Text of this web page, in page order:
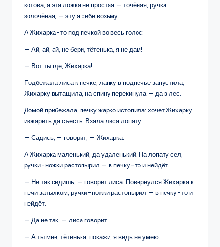
котова, а эта ложка не простая — точёная, ручка
золочёная, — эту я себе возьму.
А Жихарка-то под печкой во весь голос:
— Ай, ай, ай, не бери, тётенька, я не дам!
— Вот ты где, Жихарка!
Подбежала лиса к печке, лапку в подпечье запустила,
Жихарку вытащила, на спину перекинула — да в лес.
Домой прибежала, печку жарко истопила: хочет Жихарку
изжарить да съесть. Взяла лиса лопату.
— Садись, — говорит, — Жихарка.
А Жихарка маленький, да удаленький. На лопату сел,
ручки-ножки растопырил — в печку-то и нейдёт.
— Не так сидишь, — говорит лиса. Повернулся Жихарка к
печи затылком, ручки-ножки растопырил — в печку-то и
нейдёт.
— Да не так, — лиса говорит.
— А ты мне, тётенька, покажи, я ведь не умею.